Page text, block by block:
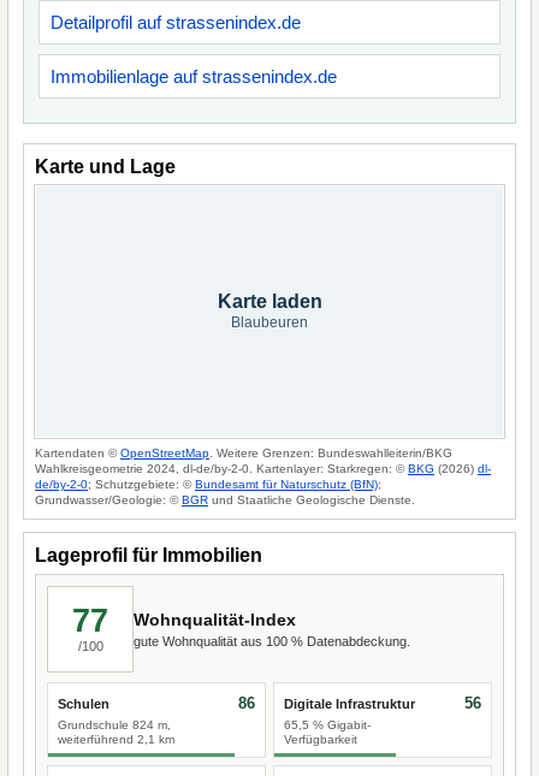
Detailprofil auf strassenindex.de
Immobilienlage auf strassenindex.de
Karte und Lage
Karte laden
Blaubeuren
Kartendaten ©OpenStreetMap . Weitere Grenzen: Bundeswahlleiterin/BKG
Wahlkreisgeometrie 2024, dl-de/by-2-0. Kartenlayer: Starkregen: ©BKG (2026) dl-
de/by-2-0; Schutzgebiete: ©Bundesamt für Naturschutz (BfN);
Grundwasser/Geologie: ©BGR und Staatliche Geologische Dienste.
Lageprofil für Immobilien
77
/100
Wohnqualität-Index
gute Wohnqualität aus 100 % Datenabdeckung.
Schulen
Grundschule 824 m,
weiterführend 2,1 km
86 Digitale Infrastruktur
65,5 % Gigabit-
Verfügbarkeit
56